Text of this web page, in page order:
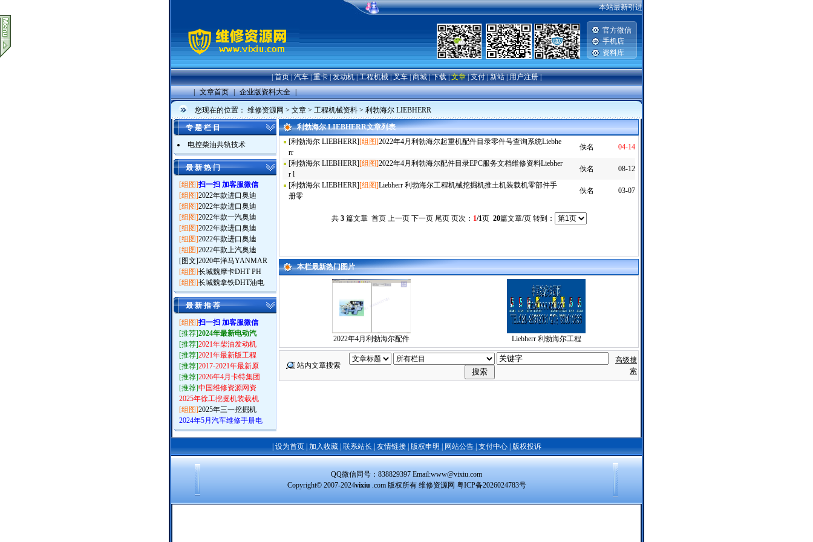
本站最新引进2007-2008款一汽丰田威驰，卡罗拉，普锐斯，广州
官方微信
手机店
资料库
|首页|汽车|重卡|发动机|工程机械|叉车|商城|下载|文章|支付|新站|用户注册|
| 文章首页 | 企业版资料大全 |
您现在的位置： 维修资源网 > 文章 > 工程机械资料 > 利勃海尔 LIEBHERR
专 题 栏 目
电控柴油共轨技术
最 新 热 门
[组图]扫一扫 加客服微信
[组图]2022年款进口奥迪
[组图]2022年款进口奥迪
[组图]2022年款一汽奥迪
[组图]2022年款进口奥迪
[组图]2022年款进口奥迪
[组图]2022年款上汽奥迪
[图文]2020年洋马YANMAR
[组图]长城魏摩卡DHT PH
[组图]长城魏拿铁DHT油电
最 新 推 荐
[组图]扫一扫 加客服微信
[推荐]2024年最新电动汽
[推荐]2021年柴油发动机
[推荐]2021年最新版工程
[推荐]2017-2021年最新原
[推荐]2026年4月卡特集团
[推荐]中国维修资源网资
2025年徐工挖掘机装载机
[组图]2025年三一挖掘机
2024年5月汽车维修手册电
利勃海尔 LIEBHERR文章列表
[利勃海尔 LIEBHERR][组图]2022年4月利勃海尔起重机配件目录零件号查询系统Liebhe
rr
佚名
04-14
[利勃海尔 LIEBHERR][组图]2022年4月利勃海尔配件目录EPC服务文档维修资料Liebher
r l
佚名
08-12
[利勃海尔 LIEBHERR][组图]Liebherr 利勃海尔工程机械挖掘机推土机装载机零部件手
册零
佚名 03-07
共 3篇文章 首页 上一页 下一页 尾页 页次： 1/1页 20篇文章/页 转到：
本栏最新热门图片
2022年4月利勃海尔配件 Liebherr 利勃海尔工程
站内文章搜索
高级搜
索
设为首页| 加入收藏| 联系站长 友情链接| 版权申明 网站公告| 支付中心| 版权投诉
QQ微信同号：838829397 Email:www@vixiu.com
Copyright© 2007-2024vixiu .com 版权所有 维修资源网 粤ICP备2026024783号